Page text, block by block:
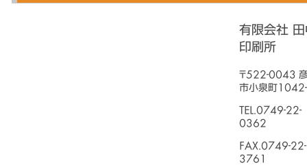
有限会社 田
印刷所
〒522-0043
市小泉町
TEL.0749-22-
0362
FAX.0749-22-
3761